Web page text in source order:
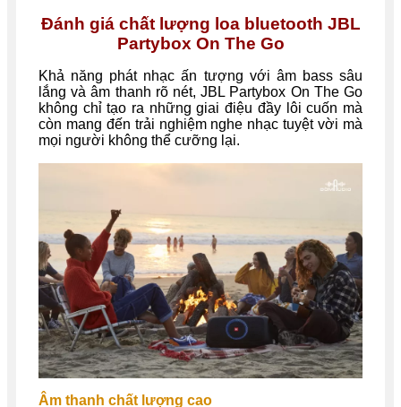
Đánh giá chất lượng loa bluetooth JBL
Partybox On The Go
Khả năng phát nhạc ấn tượng với âm bass sâu
lắng và âm thanh rõ nét, JBL Partybox On The Go
không chỉ tạo ra những giai điệu đầy lôi cuốn mà
còn mang đến trải nghiệm nghe nhạc tuyệt vời mà
mọi người không thể cưỡng lại.
Âm thanh chất lượng cao